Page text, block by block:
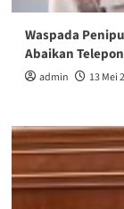
Waspada
Abaikan
admin 13 Mei